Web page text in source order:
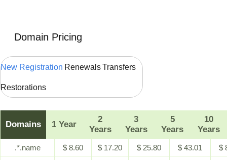
Domain Pricing
New Registration RenewalsTransfers
Restorations
Domains 1 Year
2
Years
3
Years
5
Years
10
Years
.*.name $ 8.60 $ 17.20 $ 25.80 $ 43.01
$